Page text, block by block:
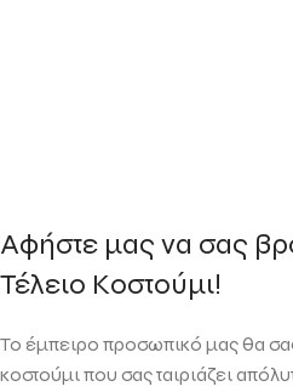
Αφήστε μας να σας
Τέλειο Κοστούμι!
Το έμπειρο προσωπικό μας θα
κοστούμι που σας ταιριάζει